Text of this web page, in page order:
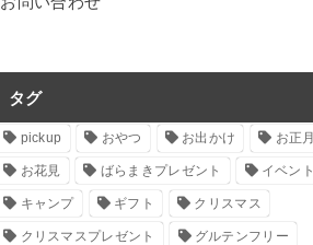
タグ
pickup おやつ お出かけ お正月
お花見 ばらまきプレゼント イベント
キャンプ ギフト クリスマス
クリスマスプレゼント グルテンフリー